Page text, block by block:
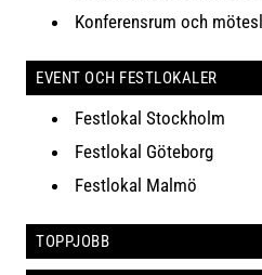
Konferensrum och
EVENT OCH FESTLOKALER
Festlokal Stockholm
Festlokal Göteborg
Festlokal Malmö
TOPPJOBB